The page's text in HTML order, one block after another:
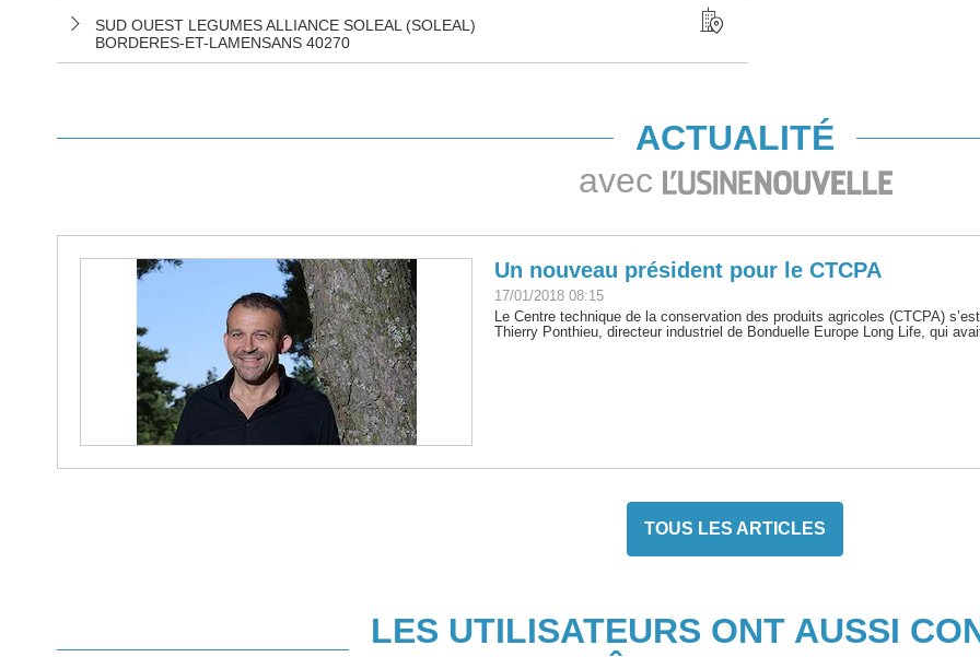
SUD OUEST LEGUMES ALLIANCE SOLEAL (SOLEAL)
BORDERES-ET-LAMENSANS 40270
ACTUALITÉ
avec
Un nouveau président pour le CTCPA
17/01/2018 08:15
Le Centre technique de la conservation des produits agricoles (CTCPA)
Thierry Ponthieu, directeur industriel de Bonduelle Europe Long Life, qui
TOUS LES ARTICLES
LES UTILISATEURS ONT AUSSI